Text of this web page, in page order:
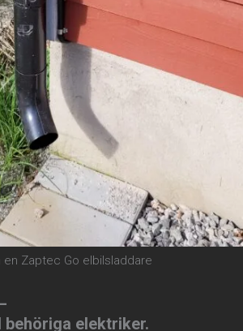
en Zaptec Go elbilsladdare
behöriga elektriker.